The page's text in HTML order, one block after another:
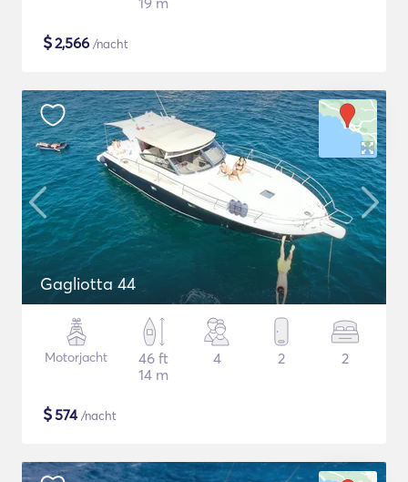
$2,566 /nacht
Gagliotta 44
Motorjacht
46 ft
14 m
4 2 2
$574/nacht